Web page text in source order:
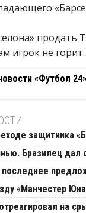
продать
игрок не
«Футбол
защитника
Бразилец дал
«Манчестер
на